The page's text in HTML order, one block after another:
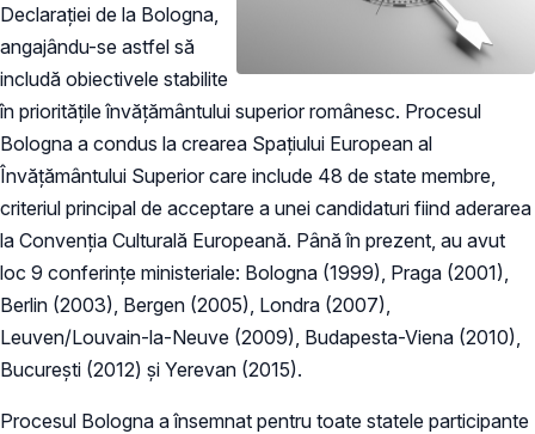
Declarației de la Bologna,
angajându-se astfel să
includă obiectivele stabilite
în prioritățile învățământului superior românesc. Procesul
Bologna a condus la crearea Spațiului European al
Învățământului Superior care include 48 de state membre,
criteriul principal de acceptare a unei candidaturi fiind aderarea
la Convenția Culturală Europeană. Până în prezent, au avut
loc 9 conferințe ministeriale: Bologna (1999), Praga (2001),
Berlin (2003), Bergen (2005), Londra (2007),
Leuven/Louvain-la-Neuve (2009), Budapesta-Viena (2010),
București (2012) și Yerevan (2015).
Procesul Bologna a însemnat pentru toate statele participante